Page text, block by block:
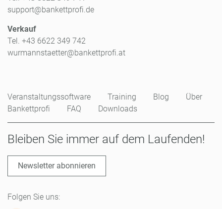
support@bankettprofi.de
Verkauf
Tel. +43 6622 349 742
wurmannstaetter@bankettprofi.at
Veranstaltungssoftware Training Blog
Über
Bankettprofi
FAQ Downloads
Bleiben Sie immer auf dem Laufenden!
Newsletter abonnieren
Folgen Sie uns: